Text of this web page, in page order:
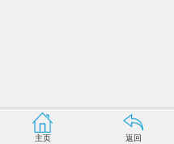
主页 返回